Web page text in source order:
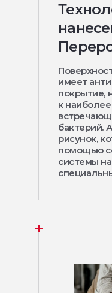
имеет
покрытие,
к
бактерий.
рисунок,
помощью
системы